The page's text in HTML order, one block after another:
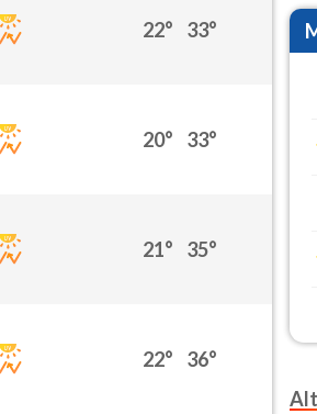
22° 33°
20° 33°
21° 35°
22° 36°